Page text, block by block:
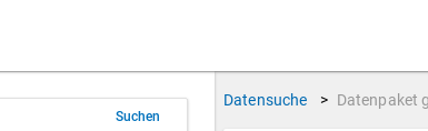
Suchen
Datensuche > Datenpaket